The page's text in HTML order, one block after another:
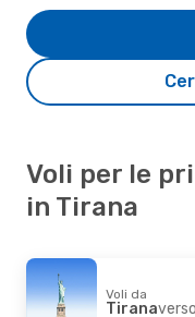
Voli per le
in Tirana
Voli da
Tiranaverso